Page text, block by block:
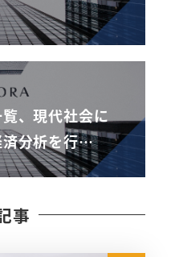
、現代社会に
済分析を行…
事